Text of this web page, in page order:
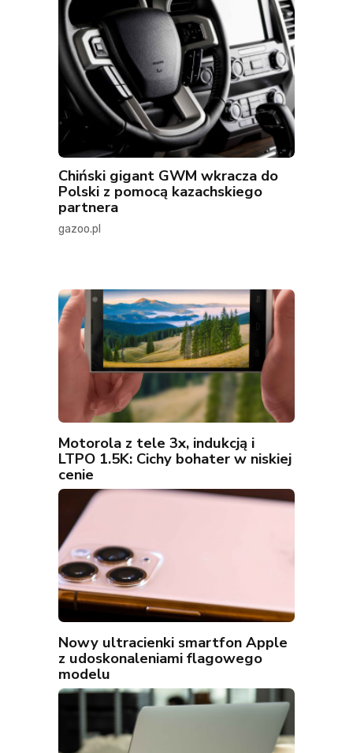
Chiński gigant GWM wkracza do
Polski z pomocą kazachskiego
partnera
gazoo.pl
Motorola z tele 3x, indukcją i
LTPO 1.5K: Cichy bohater w niskiej
cenie
Nowy ultracienki smartfon Apple
z udoskonaleniami flagowego
modelu